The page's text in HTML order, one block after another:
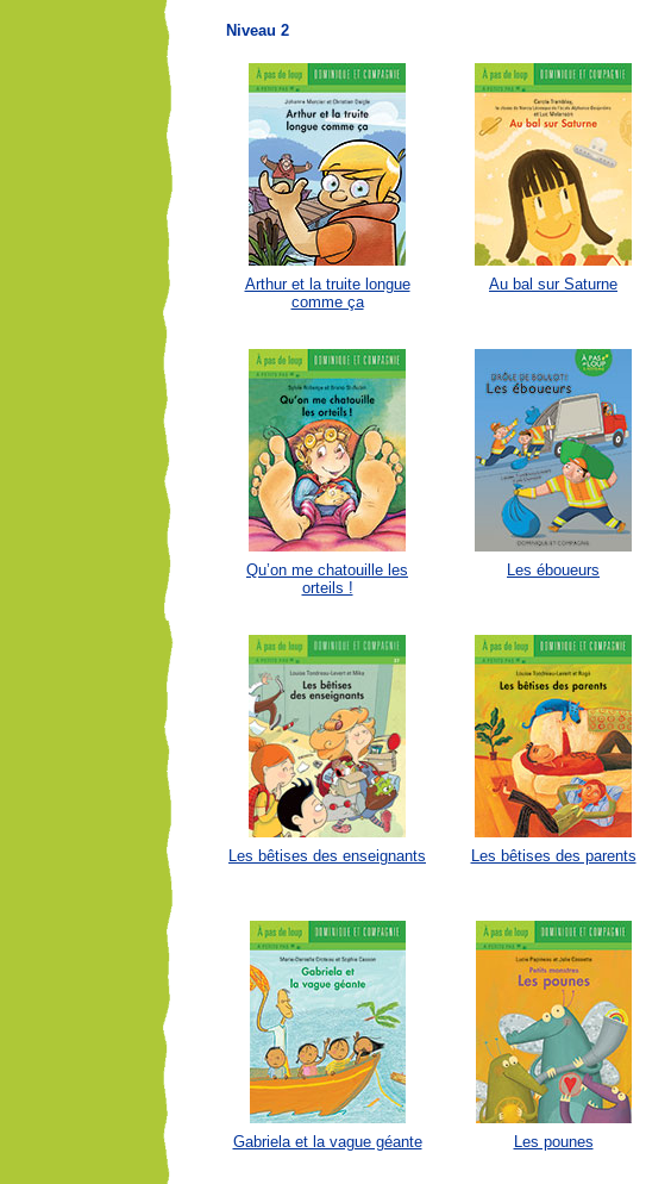
Niveau 2
Arthur et la truite longue
comme ça
Au bal sur Saturne
Qu’on me chatouille les
orteils !
Les éboueurs
Les bêtises des enseignants Les bêtises des parents
Gabriela et la vague géante Les pounes